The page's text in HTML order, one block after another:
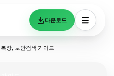
다운로드
복장, 보안검색 가이드